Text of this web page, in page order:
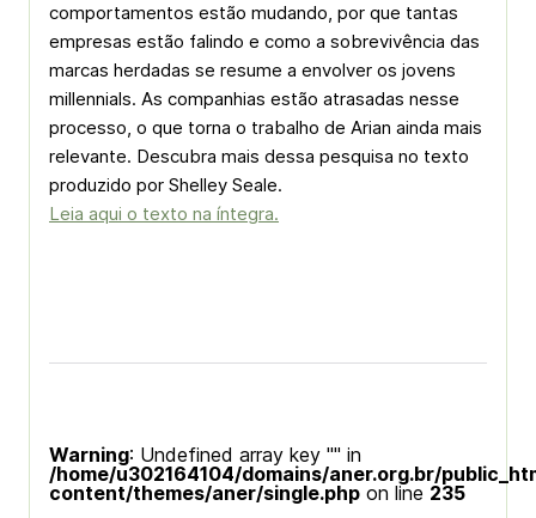
comportamentos estão mudando, por que tantas
empresas estão falindo e como a sobrevivência das
marcas herdadas se resume a envolver os jovens
millennials. As companhias estão atrasadas nesse
processo, o que torna o trabalho de Arian ainda mais
relevante. Descubra mais dessa pesquisa no texto
produzido por Shelley Seale.
Leia aqui o texto na íntegra.
Warning: Undefined array key "" in
/home/u302164104/domains/aner.org.br/
content/themes/aner/single.php on line 235